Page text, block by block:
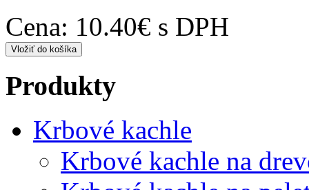
Cena: 10.40€ s DPH
Produkty
Krbové kachle
Krbové kachle na